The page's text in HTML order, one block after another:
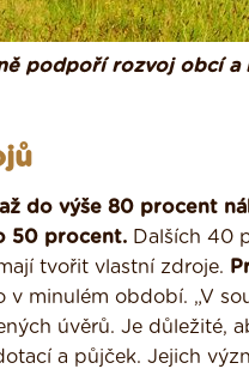
podpoří rozvoj obcí a
do výše 80 procent
50 procent. Dalších 40
tvořit vlastní zdroje.
v minulém období. „V
úvěrů. Je důležité,
a půjček. Jejich